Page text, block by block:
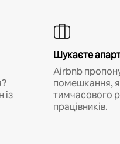
із
Шукаєте
Airbnb
помешкання,
тимчасового
працівників.